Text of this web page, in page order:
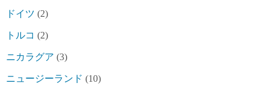
ドイツ (2)
トルコ (2)
ニカラグア (3)
ニュージーランド (10)